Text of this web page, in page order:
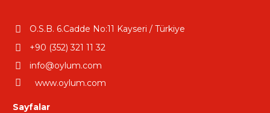
O.S.B. 6.Cadde No:11 Kayseri / Türkiye
+90 (352) 321 11 32
info@oylum.com
www.oylum.com
Sayfalar